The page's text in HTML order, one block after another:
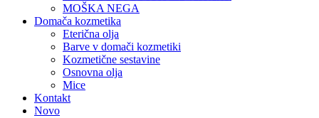
MOŠKA NEGA
Domača kozmetika
Eterična olja
Barve v domači kozmetiki
Kozmetične sestavine
Osnovna olja
Mice
Kontakt
Novo